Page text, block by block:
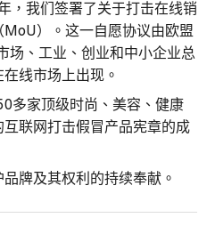
，我们签署了关于打击在线销
）。这一自愿协议由欧盟
场、工业、创业和中小企业总
线市场上出现。
多家顶级时尚、美容、健康
联网打击假冒产品宪章的成
牌及其权利的持续奉献。